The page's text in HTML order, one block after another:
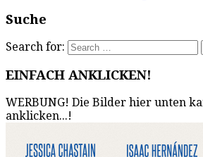
Suche
Search for:
EINFACH ANKLICKEN!
WERBUNG! Die Bilder hier unten
anklicken...!